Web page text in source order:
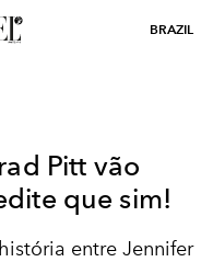
BRAZIL
Pitt vão
que sim!
entre Jennifer